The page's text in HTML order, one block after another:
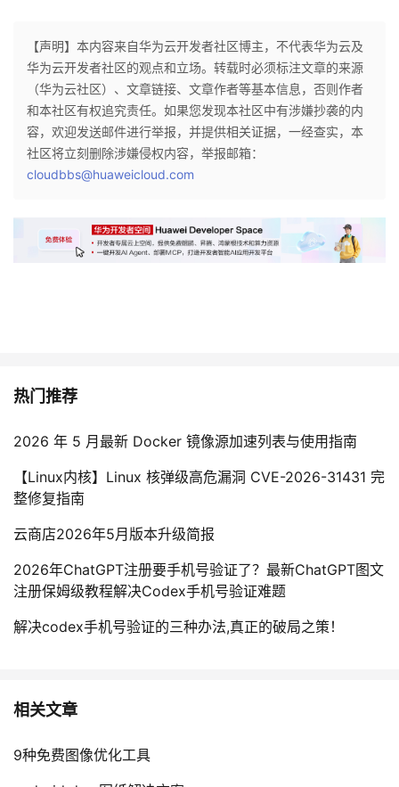
【声明】本内容来自华为云开发者社区博主，不代表华为云及
华为云开发者社区的观点和立场。转载时必须标注文章的来源
（华为云社区）、文章链接、文章作者等基本信息，否则作者
和本社区有权追究责任。如果您发现本社区中有涉嫌抄袭的内
容，欢迎发送邮件进行举报，并提供相关证据，一经查实，本
社区将立刻删除涉嫌侵权内容，举报邮箱：
cloudbbs@huaweicloud.com
热门推荐
2026 年 5 月最新 Docker 镜像源加速列表与使用指南
【Linux内核】Linux 核弹级高危漏洞 CVE-2026-31431 完
整修复指南
云商店2026年5月版本升级简报
2026年ChatGPT注册要手机号验证了？最新ChatGPT图文
注册保姆级教程解决Codex手机号验证难题
解决codex手机号验证的三种办法,真正的破局之策！
相关文章
9种免费图像优化工具